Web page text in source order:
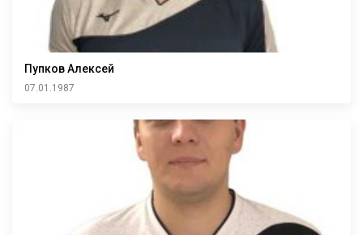
Пупков Алексей
07.01.1987